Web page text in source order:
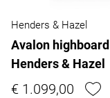
Henders & Hazel
Avalon highboard
Henders & Hazel
€ 1.099,00